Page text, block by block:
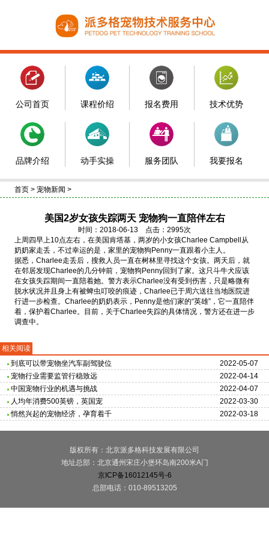
公司首页 课程价绍 报名费用 技术优势
品牌介绍 动手实操 服务团队 我要报名
首页 > 宠物新闻 >
美国2岁女孩失踪两天 宠物狗一直陪伴左右
时间：2018-06-13 点击：2995次
上周四早上10点左右，在美国肯塔基，两岁的小女孩Charlee Campbell从
奶奶家走丢，不过幸运的是，家里的宠物狗Penny一直跟着小主人。
据悉，Charlee走丢后，搜救人员一直在树林里寻找这个女孩。两天后，就
在邻居发现Charlee的几分钟前，宠物狗Penny回到了家。这只斗牛犬应该
在女孩失踪期间一直陪着她。警方表示Charlee没有受到伤害，只是略微有
脱水状况并且身上有被蜱虫叮咬的痕迹，Charlee已于周六送往当地医院进
行进一步检查。Charlee的奶奶表示，Penny是他们家的“英雄”，它一直陪伴
着，保护着Charlee。目前，关于Charlee失踪的具体情况，警方还在进一步
调查中。
相关阅读
2022-05-07
到底可以带宠物坐汽车副驾驶位
2022-04-14
宠物行业需要监管行稳致远
2022-04-07
中国宠物行业的机遇与挑战
2022-03-30
人均年消费500英镑，英国宠
2022-03-18
悄然兴起的宠物经济，孕育着千
版权所有：北京派多格科技发展有限公司
地址总部：北京通州宋庄小堡环岛南200米A门
京ICP备16012145号-6
总部电话：010-89513205